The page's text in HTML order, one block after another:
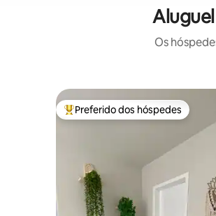
Os
Entre os melhores preferidos dos
Preferido dos hóspedes